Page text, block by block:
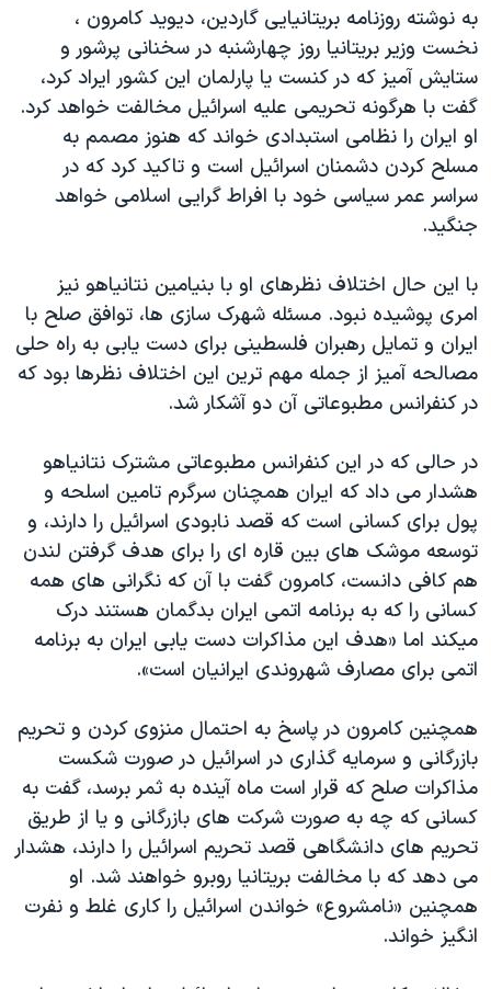
اسرائیل در جنگ
نرگس محمدی برنده جایزه نوبل صلح
همایش محافظه‌کاران آمریکا «سی‌پک»
صفحه‌های ویژه
سفر پرزیدنت ترامپ به چین
به نوشته روزنامه بریتانیایی گاردین، دیوید کامرون ،
نخست وزیر بریتانیا روز چهارشنبه در سخنانی پرشور و
ستایش آمیز که در کنست یا پارلمان این کشور ایراد کرد،
گفت با هرگونه تحریمی علیه اسرائیل مخالفت خواهد کرد.
او ایران را نظامی استبدادی خواند که هنوز مصمم به
مسلح کردن دشمنان اسرائیل است و تاکید کرد که در
سراسر عمر سیاسی خود با افراط گرایی اسلامی خواهد
جنگید.
با این حال اختلاف نظرهای او با بنیامین نتانیاهو نیز
امری پوشیده نبود. مسئله شهرک سازی ها، توافق صلح با
ایران و تمایل رهبران فلسطینی برای دست یابی به راه حلی
مصالحه آمیز از جمله مهم ترین این اختلاف نظرها بود که
در کنفرانس مطبوعاتی آن دو آشکار شد.
در حالی که در این کنفرانس مطبوعاتی مشترک نتانیاهو
هشدار می داد که ایران همچنان سرگرم تامین اسلحه و
پول برای کسانی است که قصد نابودی اسرائیل را دارند، و
توسعه موشک های بین قاره ای را برای هدف گرفتن لندن
هم کافی دانست، کامرون گفت با آن که نگرانی های همه
کسانی را که به برنامه اتمی ایران بدگمان هستند درک
میکند اما «هدف این مذاکرات دست یابی ایران به برنامه
اتمی برای مصارف شهروندی ایرانیان است».
همچنین کامرون در پاسخ به احتمال منزوی کردن و تحریم
بازرگانی و سرمایه گذاری در اسرائیل در صورت شکست
مذاکرات صلح که قرار است ماه آینده به ثمر برسد، گفت به
کسانی که چه به صورت شرکت های بازرگانی و یا از طریق
تحریم های دانشگاهی قصد تحریم اسرائیل را دارند، هشدار
می دهد که با مخالفت بریتانیا روبرو خواهند شد. او
همچنین «نامشروع» خواندن اسرائیل را کاری غلط و نفرت
انگیز خواند.